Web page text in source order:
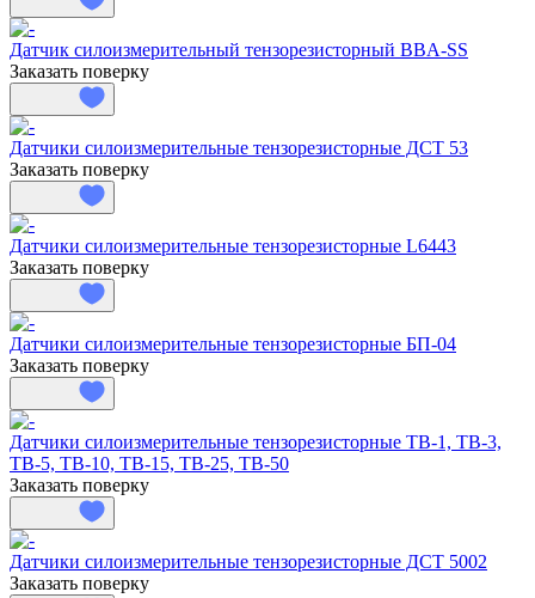
Датчик силоизмерительный тензорезисторный BBA-SS
Заказать поверку
Датчики силоизмерительные тензорезисторные ДСТ 53
Заказать поверку
Датчики силоизмерительные тензорезисторные L6443
Заказать поверку
Датчики силоизмерительные тензорезисторные БП-04
Заказать поверку
Датчики силоизмерительные тензорезисторные ТВ-1, ТВ-3,
ТВ-5, ТВ-10, ТВ-15, ТВ-25, ТВ-50
Заказать поверку
Датчики силоизмерительные тензорезисторные ДСТ 5002
Заказать поверку